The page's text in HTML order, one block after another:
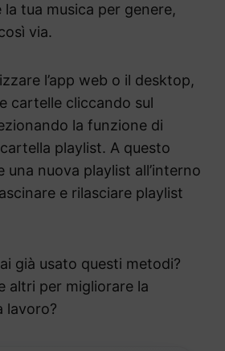
tua musica per genere,
via.
l’app web o il desktop,
cartelle cliccando sul
la funzione di
playlist. A questo
una nuova playlist all’interno
e rilasciare playlist
già usato questi metodi?
altri per migliorare la
lavoro?